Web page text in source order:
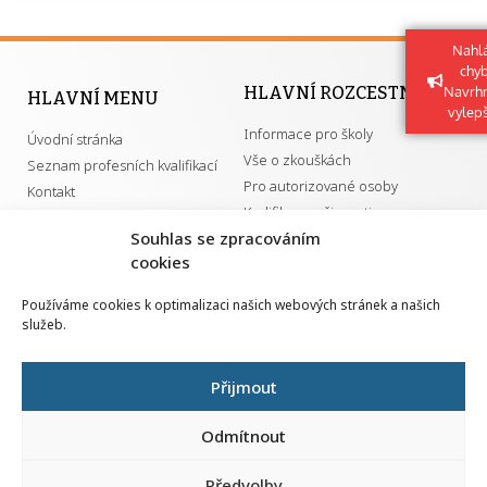
Souhlas se zpracováním
cookies
Používáme cookies k optimalizaci našich webových stránek a našich
služeb.
Přijmout
Odmítnout
HLAVNÍ MENU
Úvodní stránka
Seznam profesních kvalifikací
Kontakt
HLAVNÍ ROZCESTNÍK
Informace pro školy
Vše o zkouškách
Pro autorizované osoby
Kvalifikace a živnosti
GDPR
Národní pedagogický institut ČR
Senovážné náměstí 25
110 00 Praha 1